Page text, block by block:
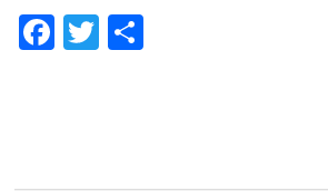
Facebook
Twitter